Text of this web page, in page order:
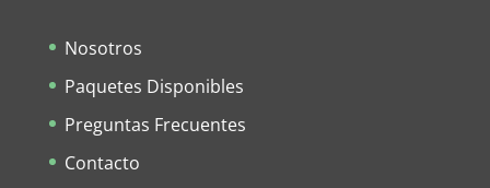
Nosotros
Paquetes Disponibles
Preguntas Frecuentes
Contacto